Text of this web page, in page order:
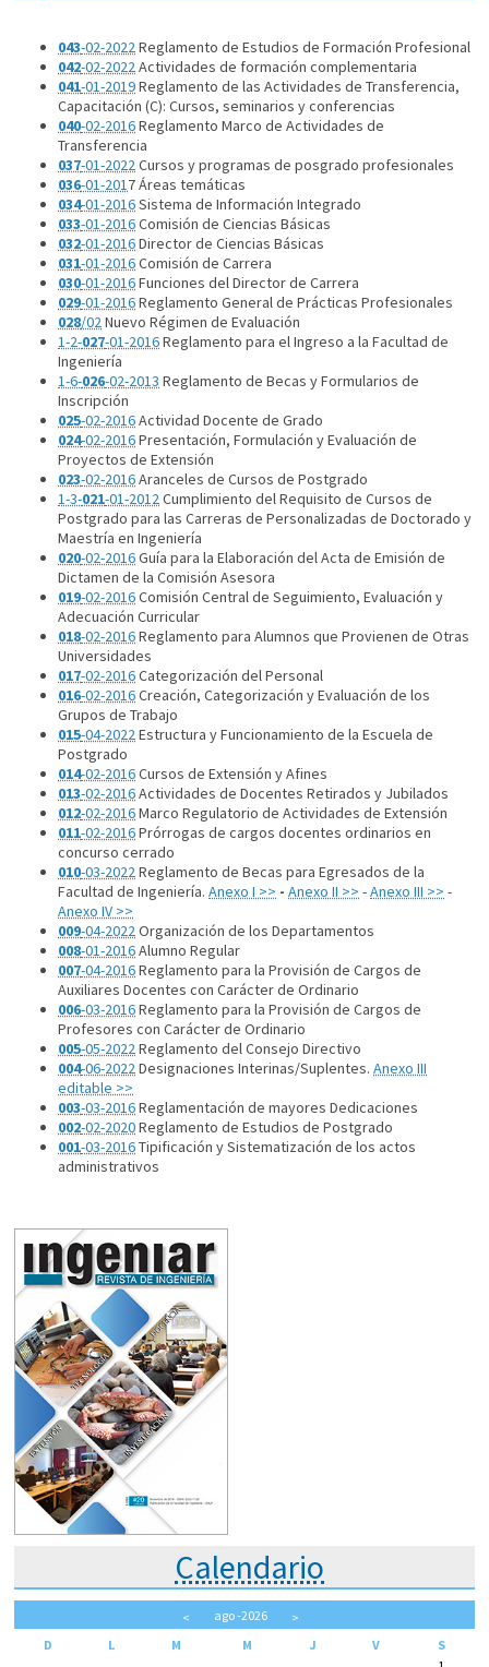
043-02-2022Reglamento de Estudios de Formación Profesional
042-02-2022Actividades de formación complementaria
041-01-2019Reglamento de las Actividades de Transferencia,
Capacitación (C): Cursos, seminarios y conferencias
040-02-2016Reglamento Marco de Actividades de
Transferencia
037-01-2022Cursos y programas de posgrado profesionales
036-01-2017 Áreas temáticas
034-01-2016Sistema de Información Integrado
033-01-2016Comisión de Ciencias Básicas
032-01-2016Director de Ciencias Básicas
031-01-2016Comisión de Carrera
030-01-2016Funciones del Director de Carrera
029-01-2016Reglamento General de Prácticas Profesionales
028/02Nuevo Régimen de Evaluación
1-2-027-01-2016Reglamento para el Ingreso a la Facultad de
Ingeniería
1-6-026-02-2013 Reglamento de Becas y Formularios de
Inscripción
025-02-2016Actividad Docente de Grado
024-02-2016Presentación, Formulación y Evaluación de
Proyectos de Extensión
023-02-2016Aranceles de Cursos de Postgrado
1-3-021-01-2012Cumplimiento del Requisito de Cursos de
Postgrado para las Carreras de Personalizadas de Doctorado y
Maestría en Ingeniería
020-02-2016Guía para la Elaboración del Acta de Emisión de
Dictamen de la Comisión Asesora
019-02-2016Comisión Central de Seguimiento, Evaluación y
Adecuación Curricular
018-02-2016Reglamento para Alumnos que Provienen de Otras
Universidades
017-02-2016Categorización del Personal
016-02-2016Creación, Categorización y Evaluación de los
Grupos de Trabajo
015-04-2022Estructura y Funcionamiento de la Escuela de
Postgrado
014-02-2016Cursos de Extensión y Afines
013-02-2016Actividades de Docentes Retirados y Jubilados
012-02-2016Marco Regulatorio de Actividades de Extensión
011-02-2016Prórrogas de cargos docentes ordinarios en
concurso cerrado
010-03-2022Reglamento de Becas para Egresados de la
Facultad de Ingeniería. Anexo I >> -Anexo II >> -Anexo III >> -
Anexo IV >>
009-04-2022Organización de los Departamentos
008-01-2016Alumno Regular
007-04-2016Reglamento para la Provisión de Cargos de
Auxiliares Docentes con Carácter de Ordinario
006-03-2016Reglamento para la Provisión de Cargos de
Profesores con Carácter de Ordinario
005-05-2022Reglamento del Consejo Directivo
004-06-2022Designaciones Interinas/Suplentes.Anexo III
editable >>
003-03-2016Reglamentación de mayores Dedicaciones
002-02-2020Reglamento de Estudios de Postgrado
001-03-2016Tipificación y Sistematización de los actos
administrativos
Calendario
< ago-2026
>
D
L M M J V
S